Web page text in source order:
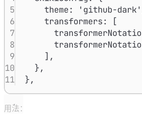
5
theme: 'github-
6
transformers: [
7
8
9
],
10
},
11
},
用法：